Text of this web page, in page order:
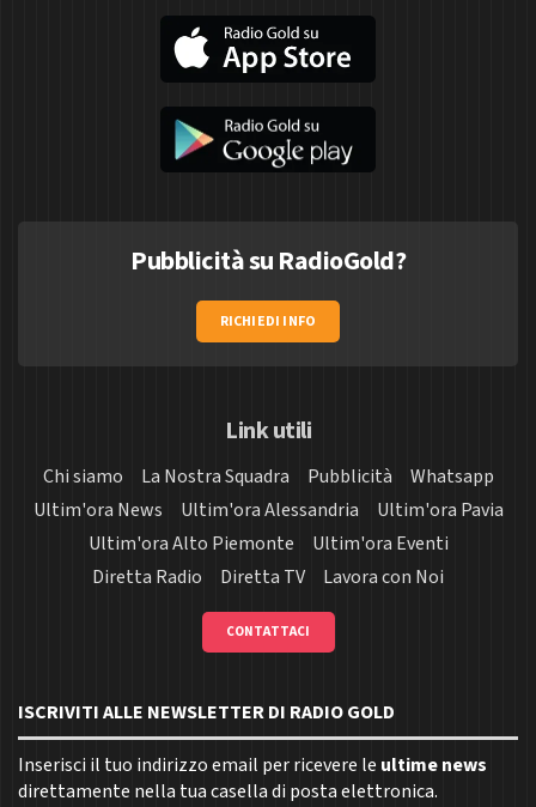
Pubblicità su RadioGold?
RICHIEDI INFO
Link utili
Chi siamo La Nostra Squadra Pubblicità
Whatsapp
Ultim'ora News
Ultim'ora Alessandria
Ultim'ora Pavia
Ultim'ora Alto Piemonte
Ultim'ora Eventi
Diretta Radio
Diretta TV Lavora con Noi
CONTATTACI
ISCRIVITI ALLE NEWSLETTER DI RADIO GOLD
Inserisci il tuo indirizzo email per ricevere le ultime news
direttamente nella tua casella di posta elettronica.